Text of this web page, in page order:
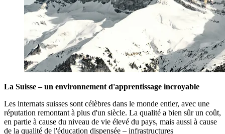
La Suisse – un environnement d'apprentissage incroyable
Les internats suisses sont célèbres dans le monde entier, avec une
réputation remontant à plus d'un siècle. La qualité a bien sûr un coût,
en partie à cause du niveau de vie élevé du pays, mais aussi à cause
de la qualité de l'éducation dispensée – infrastructures